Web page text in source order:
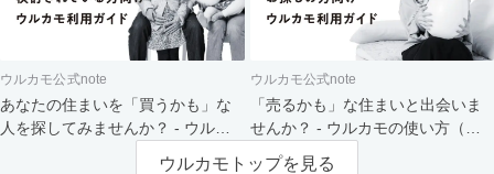
ウルカモ公式note
あなたの住まいを「買うかも」な
人を探してみませんか？ - ウルカ
ウルカモ公式note
「売るかも」な住まいと出会いま
せんか？ - ウルカモの使い方（買
主さま向け）
ウルカモトップを見る